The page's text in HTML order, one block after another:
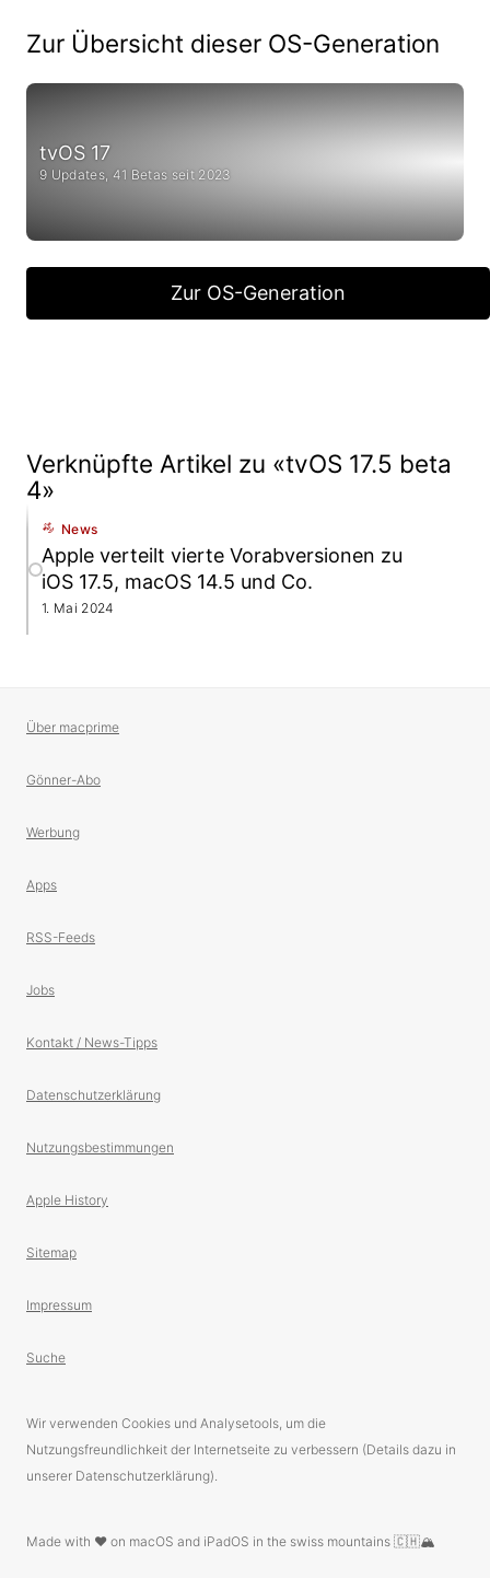
Zur Übersicht dieser OS-Generation
tvOS 17
9 Updates, 41 Betas seit 2023
Zur OS-Generation
Verknüpfte Artikel zu «tvOS 17.5 beta
4»
News
Apple verteilt vierte Vorabversionen zu
iOS 17.5, macOS 14.5 und Co.
1. Mai 2024
Über macprime
Gönner-Abo
Werbung
Apps
RSS-Feeds
Jobs
Kontakt / News-Tipps
Datenschutzerklärung
Nutzungsbestimmungen
Apple History
Sitemap
Impressum
Suche
Wir verwenden Cookies und Analysetools, um die
Nutzungsfreundlichkeit der Internetseite zu verbessern (Details dazu in
unserer Datenschutzerklärung).
Made with ❤️ on macOS and iPadOS in the swiss mountains 🇨🇭🏔